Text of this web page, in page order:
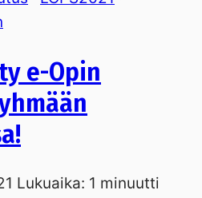
e-Opin
Lukuaika: 1 minuutti